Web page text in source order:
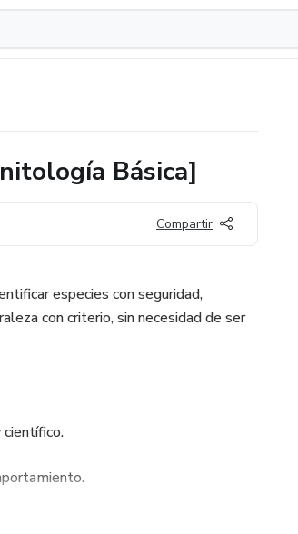
Básica]
Compartir
especies con seguridad,
con criterio, sin necesidad de ser
científico.
efectiva.